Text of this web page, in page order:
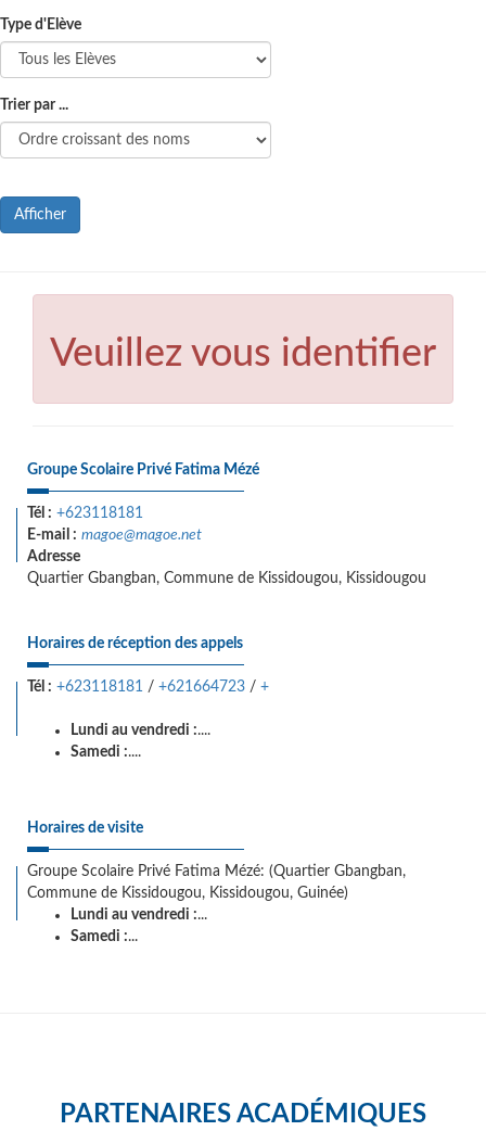
Type d'Elève
Trier par ...
Afficher
Veuillez vous identifier
Groupe Scolaire Privé Fatima Mézé
Tél : +623118181
E-mail : magoe@magoe.net
Adresse
Quartier Gbangban, Commune de Kissidougou, Kissidougou
Horaires de réception des appels
Tél : +623118181 / +621664723 / +
Lundi au vendredi :....
Samedi :....
Horaires de visite
Groupe Scolaire Privé Fatima Mézé: (Quartier Gbangban,
Commune de Kissidougou, Kissidougou, Guinée)
Lundi au vendredi :...
Samedi :...
PARTENAIRES ACADÉMIQUES